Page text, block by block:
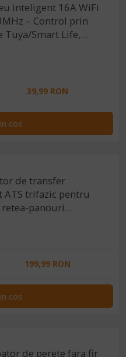
inteligent 16A WiFi
– Control prin
Tuya/Smart Life,
39,99 RON
cos
de transfer
ATS trifazic pentru
panouri
199,99 RON
cos
de perete fara fir